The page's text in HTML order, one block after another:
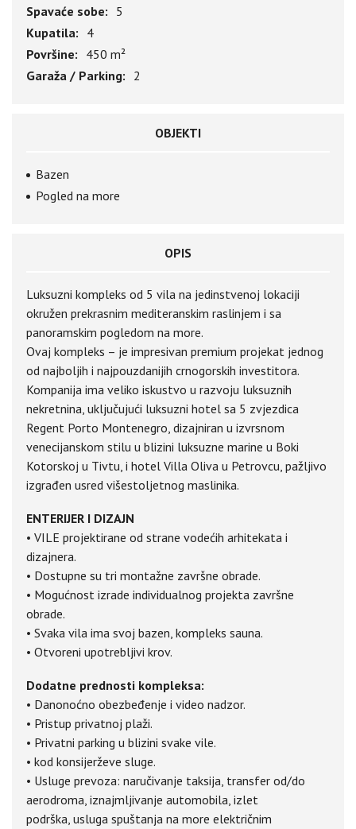
Spavaće sobe: 5
Kupatila: 4
Površine: 450 m²
Garaža / Parking: 2
OBJEKTI
Bazen
Pogled na more
OPIS
Luksuzni kompleks od 5 vila na jedinstvenoj lokaciji
okružen prekrasnim mediteranskim raslinjem i sa
panoramskim pogledom na more.
Ovaj kompleks – je impresivan premium projekat jednog
od najboljih i najpouzdanijih crnogorskih investitora.
Kompanija ima veliko iskustvo u razvoju luksuznih
nekretnina, uključujući luksuzni hotel sa 5 zvjezdica
Regent Porto Montenegro, dizajniran u izvrsnom
venecijanskom stilu u blizini luksuzne marine u Boki
Kotorskoj u Tivtu, i hotel Villa Oliva u Petrovcu, pažljivo
izgrađen usred višestoljetnog maslinika.
ENTERIJER I DIZAJN
• VILE projektirane od strane vodećih arhitekata i
dizajnera.
• Dostupne su tri montažne završne obrade.
• Mogućnost izrade individualnog projekta završne
obrade.
• Svaka vila ima svoj bazen, kompleks sauna.
• Otvoreni upotrebljivi krov.
Dodatne prednosti kompleksa:
• Danonoćno obezbeđenje i video nadzor.
• Pristup privatnoj plaži.
• Privatni parking u blizini svake vile.
• kod konsijerževe sluge.
• Usluge prevoza: naručivanje taksija, transfer od/do
aerodroma, iznajmljivanje automobila, izlet
podrška, usluga spuštanja na more električnim